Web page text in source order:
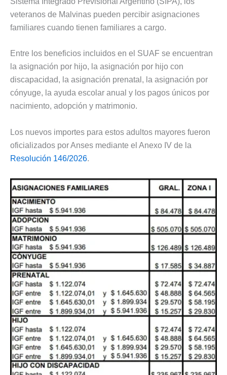
veteranos de Malvinas pueden percibir asignaciones
familiares cuando tienen familiares a cargo.
Entre los beneficios incluidos en el SUAF se encuentran
la asignación por hijo, la asignación por hijo con
discapacidad, la asignación prenatal, la asignación por
cónyuge, la ayuda escolar anual y los pagos únicos por
nacimiento, adopción y matrimonio.
Los nuevos importes para estos adultos mayores fueron
oficializados por Anses mediante el Anexo IV de la
Resolución 146/2026.